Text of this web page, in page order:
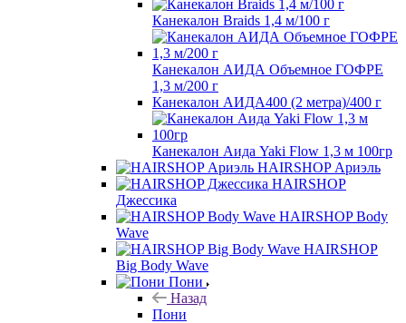
Канекалон Braids 1,4 м/100 г
Канекалон АИДА Объемное ГОФРЕ
1,3 м/200 г
Канекалон АИДА400 (2 метра)/400 г
Канекалон Аида Yaki Flow 1,3 м 100гр
HAIRSHOP Ариэль
HAIRSHOP
Джессика
HAIRSHOP Body
Wave
HAIRSHOP
Big Body Wave
Пони
Назад
Пони